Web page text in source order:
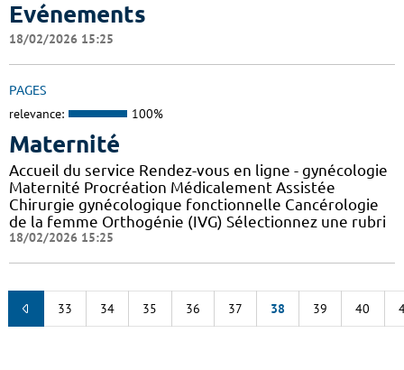
Evénements
18/02/2026 15:25
PAGES
relevance: 100%
Maternité
Accueil du service Rendez-vous en ligne - gynécologie
Maternité Procréation Médicalement Assistée
Chirurgie gynécologique fonctionnelle Cancérologie
de la femme Orthogénie (IVG) Sélectionnez une rubri
18/02/2026 15:25
33 34 35 36 37 38 39 40